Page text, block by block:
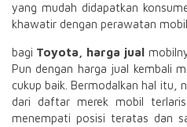
yang mudah didapatkan
khawatir dengan perawatan
bagi Toyota, harga jual
Pun dengan harga jual kembali
cukup baik. Bermodalkan hal itu,
dari daftar merek mobil
menempati posisi teratas dan